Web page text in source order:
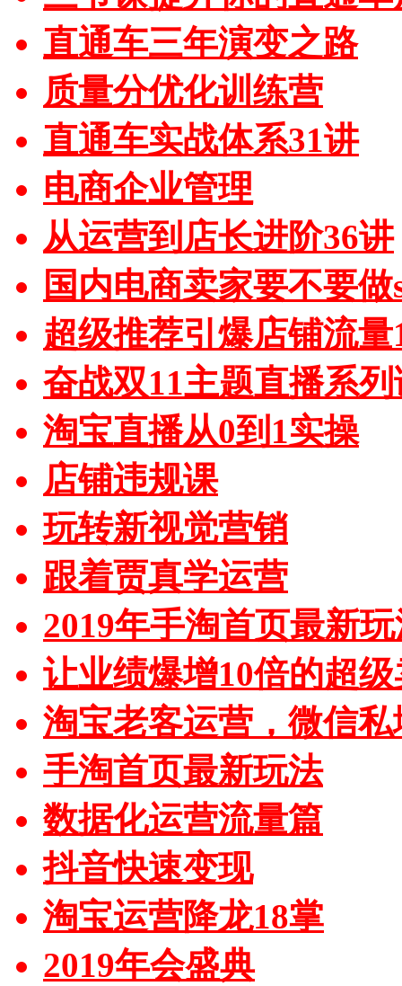
直通车三年演变之路
质量分优化训练营
直通车实战体系31讲
电商企业管理
从运营到店长进阶36讲
国内电商卖家要不要做
超级推荐引爆店铺流量
奋战双11主题直播系列
淘宝直播从0到1实操
店铺违规课
玩转新视觉营销
跟着贾真学运营
2019年手淘首页最新
让业绩爆增10倍的超
淘宝老客运营，微信私
手淘首页最新玩法
数据化运营流量篇
抖音快速变现
淘宝运营降龙18掌
2019年会盛典